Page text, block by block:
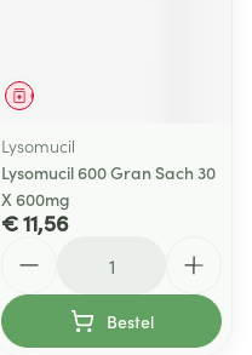
Geneesmiddel
Lysomucil
Lysomucil 600 Gran Sach 30
X 600mg
€ 11,56
Bestel